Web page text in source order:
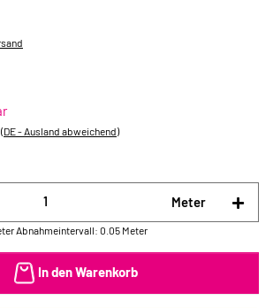
(DE - Ausland abweichend)
Meter
Abnahmeintervall: 0.05 Meter
In den Warenkorb